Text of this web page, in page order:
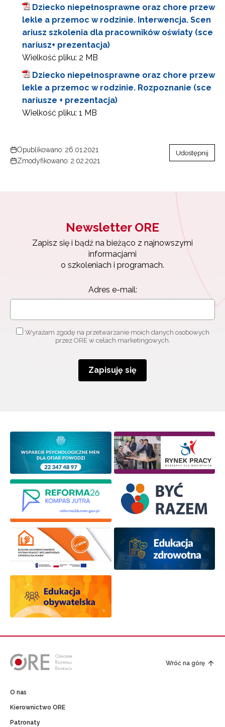
Dziecko niepełnosprawne oraz chore przew
lekle a przemoc w rodzinie. Interwencja. Scen
ariusz szkolenia dla pracowników oświaty (sce
nariusz+ prezentacja)
Wielkość pliku: 2 MB
Dziecko niepełnosprawne oraz chore przew
lekle a przemoc w rodzinie. Rozpoznanie (sce
nariusze + prezentacja)
Wielkość pliku: 1 MB
Opublikowano: 26.01.2021
Zmodyfikowano: 2.02.2021
Udostępnij
Newsletter ORE
Zapisz się i bądź na bieżąco z najnowszymi
informacjami
o szkoleniach i programach.
Adres e-mail:
Wyrażam zgodę na przetwarzanie moich danych osobowych
przez ORE w celach marketingowych.
Zapisuję się
Wróć na górę
O nas
Kierownictwo ORE
Patronaty
Newsletter ORE
Zapisz się i bądź na bieżąco z najnowszymi
o szkoleniach i programach.
Adres e-mail:
Wyrażam zgodę na przetwarzanie moich danych